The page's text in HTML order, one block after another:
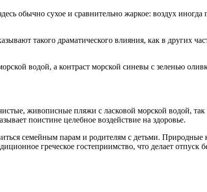
обычно сухое и сравнительно жаркое: воздух иногда
такого драматического влияния, как в других
водой, а контраст морской синевы с зеленью
живописные пляжи с ласковой морской водой,
поистине целебное воздействие на здоровье.
семейным парам и родителям с детьми. Природные
греческое гостеприимство, что делает отпуск